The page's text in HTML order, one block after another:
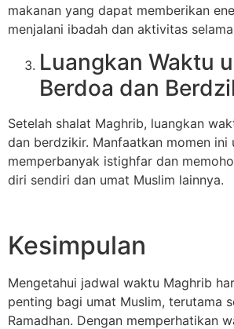
makanan yang dapat memberikan
menjalani ibadah dan aktivitas
Luangkan Waktu
Berdoa dan
Setelah shalat Maghrib, luangkan
dan berdzikir. Manfaatkan momen ini
memperbanyak istighfar dan
diri sendiri dan umat Muslim lainnya.
Kesimpulan
Mengetahui jadwal waktu Maghrib
penting bagi umat Muslim, terutama
Ramadhan. Dengan memperhatikan